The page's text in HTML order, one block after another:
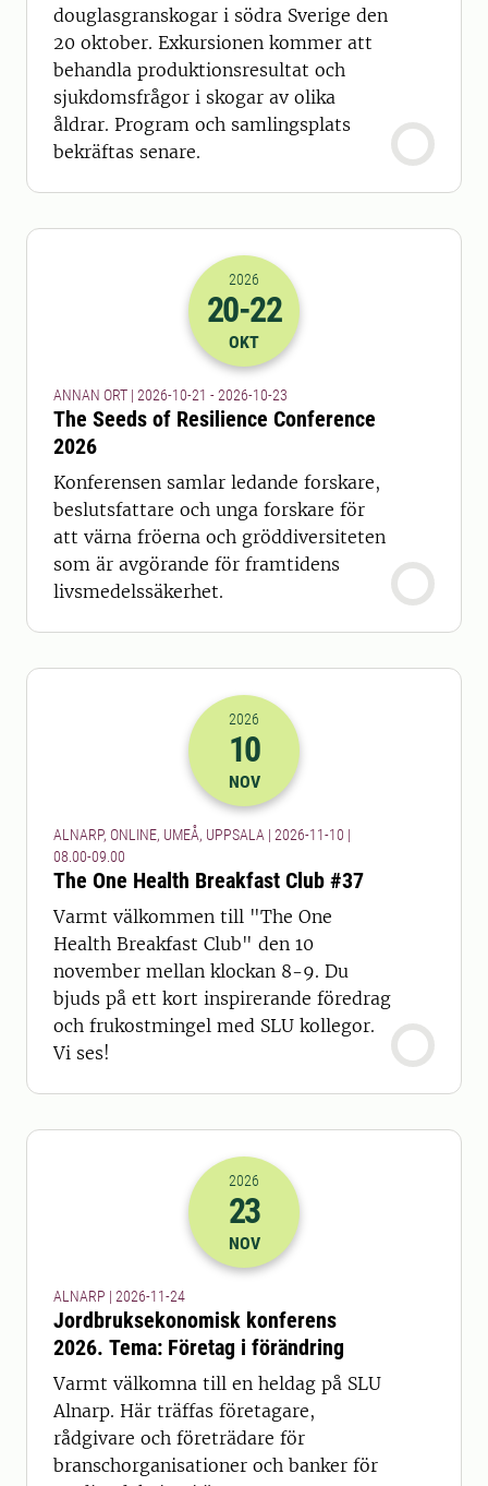
douglasgranskogar i södra Sverige den
20 oktober. Exkursionen kommer att
behandla produktionsresultat och
sjukdomsfrågor i skogar av olika
åldrar. Program och samlingsplats
bekräftas senare.
2026-20-10 22:00
2026
20-22
OKT
ANNAN ORT | 2026-10-21 - 2026-10-23
The Seeds of Resilience Conference
2026
Konferensen samlar ledande forskare,
beslutsfattare och unga forskare för
att värna fröerna och gröddiversiteten
som är avgörande för framtidens
livsmedelssäkerhet.
2026-10-11 07:00
2026
10
NOV
ALNARP, ONLINE, UMEÅ, UPPSALA | 2026-11-10 |
08.00-09.00
The One Health Breakfast Club #37
Varmt välkommen till "The One
Health Breakfast Club" den 10
november mellan klockan 8-9. Du
bjuds på ett kort inspirerande föredrag
och frukostmingel med SLU kollegor.
Vi ses!
2026-23-11 23:00
2026
23
NOV
ALNARP | 2026-11-24
Jordbruksekonomisk konferens
2026. Tema: Företag i förändring
Varmt välkomna till en heldag på SLU
Alnarp. Här träffas företagare,
rådgivare och företrädare för
branschorganisationer och banker för